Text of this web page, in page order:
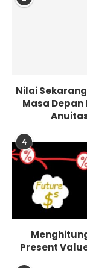
Nilai
Masa Depan
4
Present